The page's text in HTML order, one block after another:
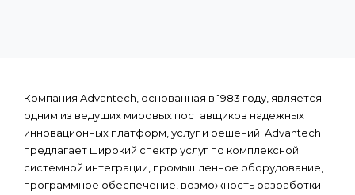
Компания Advantech, основанная в 1983 году, является
одним из ведущих мировых поставщиков надежных
инновационных платформ, услуг и решений. Advantech
предлагает широкий спектр услуг по комплексной
системной интеграции, промышленное оборудование,
программное обеспечение, возможность разработки